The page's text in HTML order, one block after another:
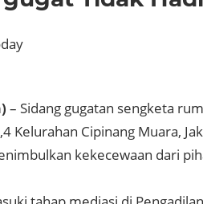
– Sidang gugatan sengketa
Kelurahan Cipinang Muara,
kekecewaan dari